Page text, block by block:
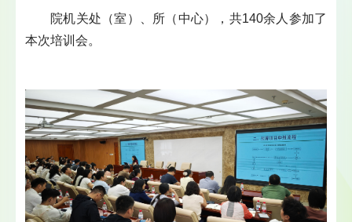
院机关处（室）、所（中心），共140余人参加了
本次培训会。